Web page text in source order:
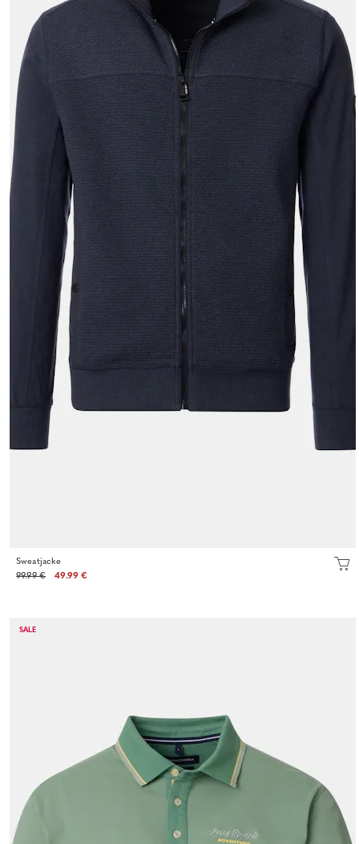
Sweatjacke
99.99 €
49.99 €
SALE